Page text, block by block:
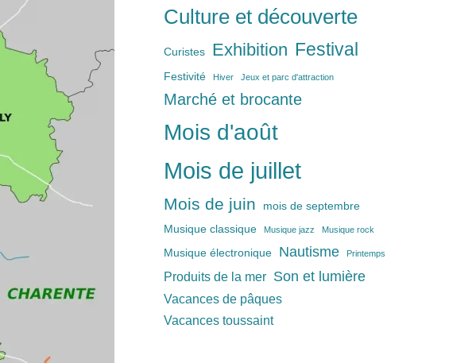
Culture et découverte
Curistes Exhibition Festival
Festivité Hiver Jeux et parc d'attraction
Marché et brocante
Mois d'août
Mois de juillet
Mois de juin
mois de septembre
Musique classique
Musique jazz Musique rock
Musique électronique Nautisme Printemps
Produits de la mer Son et lumière
Vacances de pâques
Vacances toussaint